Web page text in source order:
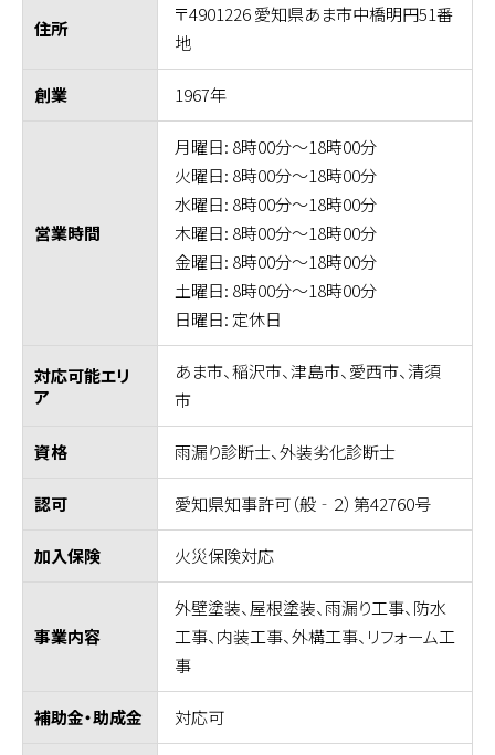
住所
〒4901226 愛知県あま市中橋明円51番
地
創業 1967年
営業時間
月曜日: 8時00分～18時00分
火曜日: 8時00分～18時00分
水曜日: 8時00分～18時00分
木曜日: 8時00分～18時00分
金曜日: 8時00分～18時00分
土曜日: 8時00分～18時00分
日曜日: 定休日
対応可能エリ
ア
あま市、稲沢市、津島市、愛西市、清須
市
資格 雨漏り診断士、外装劣化診断士
認可 愛知県知事許可（般‐２）第42760号
加入保険 火災保険対応
事業内容
外壁塗装、屋根塗装、雨漏り工事、防水
工事、内装工事、外構工事、リフォーム工
事
補助金・助成金 対応可